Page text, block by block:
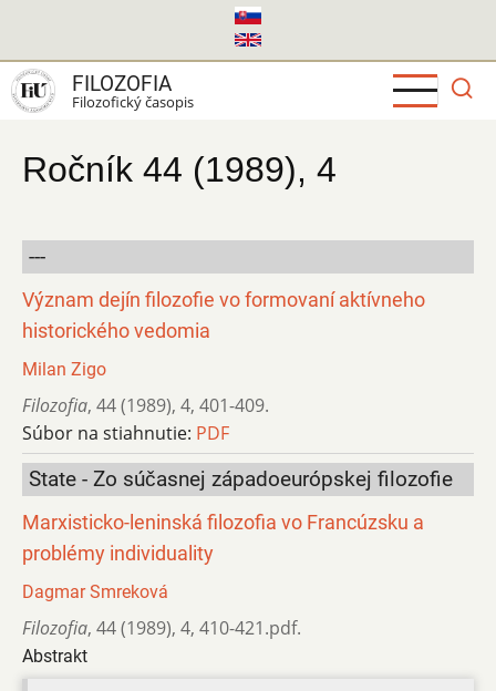
hlavný
obsah
FILOZOFIA
Filozofický časopis
Ročník 44 (1989), 4
---
Význam dejín filozofie vo formovaní aktívneho
historického vedomia
Milan Zigo
Filozofia, 44 (1989), 4, 401-409.
Súbor na stiahnutie: PDF
State - Zo súčasnej západoeurópskej filozofie
Marxisticko-leninská filozofia vo Francúzsku a
problémy individuality
Dagmar Smreková
Filozofia, 44 (1989), 4, 410-421.pdf.
Abstrakt